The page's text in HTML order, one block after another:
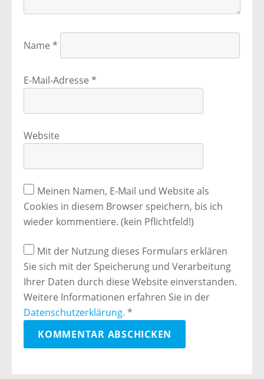
Name *
E-Mail-Adresse *
Website
Meinen Namen, E-Mail und Website als
Cookies in diesem Browser speichern, bis ich
wieder kommentiere. (kein Pflichtfeld!)
Mit der Nutzung dieses Formulars erklären
Sie sich mit der Speicherung und Verarbeitung
Ihrer Daten durch diese Website einverstanden.
Weitere Informationen erfahren Sie in der
Datenschutzerklärung. *